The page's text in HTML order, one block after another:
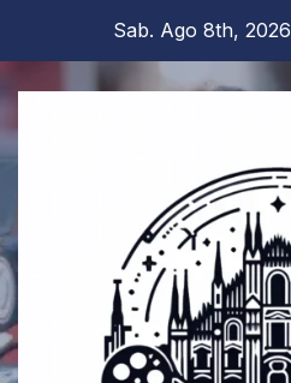
contenuto
Sab. Ago 8th, 2026